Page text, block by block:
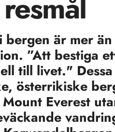
är mer
”Att bestiga
till livet."
österrikiske
Everest